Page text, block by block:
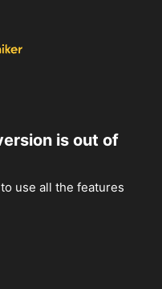
is out of
use all the features